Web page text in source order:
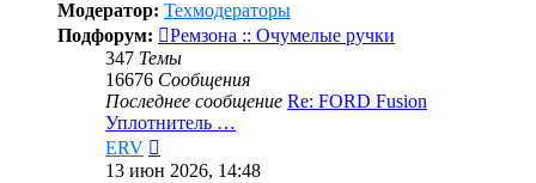
Модератор: Техмодераторы
Подфорум:
Ремзона :: Очумелые ручки
347 Темы
16676 Сообщения
Последнее сообщение Re: FORD Fusion
Уплотнитель …
ERV
к
13 июн 2026, 14:48